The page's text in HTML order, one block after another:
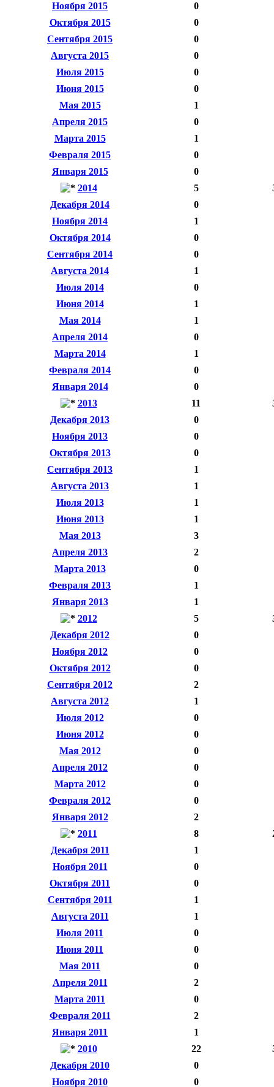
Ноября 2015
0
Октября 2015
0
Сентября 2015
0
Августа 2015
0
Июля 2015
0
Июня 2015
0
Мая 2015
1
Апреля 2015
0
Марта 2015
1
Февраля 2015
0
Января 2015
0
2014
5
Декабря 2014
0
Ноября 2014
1
Октября 2014
0
Сентября 2014
0
Августа 2014
1
Июля 2014
0
Июня 2014
1
Мая 2014
1
Апреля 2014
0
Марта 2014
1
Февраля 2014
0
Января 2014
0
2013
11
Декабря 2013
0
Ноября 2013
0
Октября 2013
0
Сентября 2013
1
Августа 2013
1
Июля 2013
1
Июня 2013
1
Мая 2013
3
Апреля 2013
2
Марта 2013
0
Февраля 2013
1
Января 2013
1
2012
5
Декабря 2012
0
Ноября 2012
0
Октября 2012
0
Сентября 2012
2
Августа 2012
1
Июля 2012
0
Июня 2012
0
Мая 2012
0
Апреля 2012
0
Марта 2012
0
Февраля 2012
0
Января 2012
2
2011
8
Декабря 2011
1
Ноября 2011
0
Октября 2011
0
Сентября 2011
1
Августа 2011
1
Июля 2011
0
Июня 2011
0
Мая 2011
0
Апреля 2011
2
Марта 2011
0
Февраля 2011
2
Января 2011
1
2010
22
Декабря 2010
0
Ноября 2010
0